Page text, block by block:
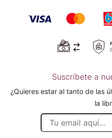
Suscríbete a
¿Quieres estar al tanto de las
la